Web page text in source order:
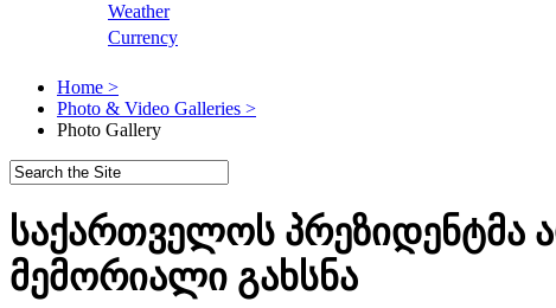
Weather
Currency
Home >
Photo & Video Galleries >
Photo Gallery
საქართველოს პრეზიდენტმა
მემორიალი გახსნა